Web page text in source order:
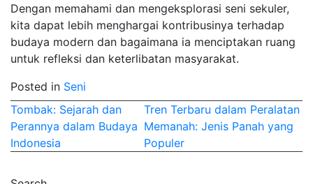
Dengan memahami dan mengeksplorasi seni sekuler,
kita dapat lebih menghargai kontribusinya terhadap
budaya modern dan bagaimana ia menciptakan ruang
untuk refleksi dan keterlibatan masyarakat.
Posted in Seni
Post
navigation
Tombak: Sejarah dan
Perannya dalam Budaya
Indonesia
Tren Terbaru dalam Peralatan
Memanah: Jenis Panah yang
Populer